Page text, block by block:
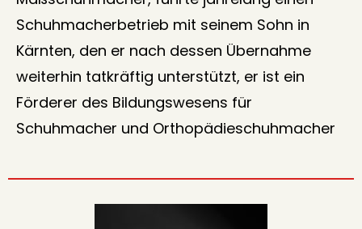
Schuhmacherbetrieb mit seinem Sohn in
Kärnten, den er nach dessen Übernahme
weiterhin tatkräftig unterstützt, er ist ein
Förderer des Bildungswesens für
Schuhmacher und Orthopädieschuhmacher